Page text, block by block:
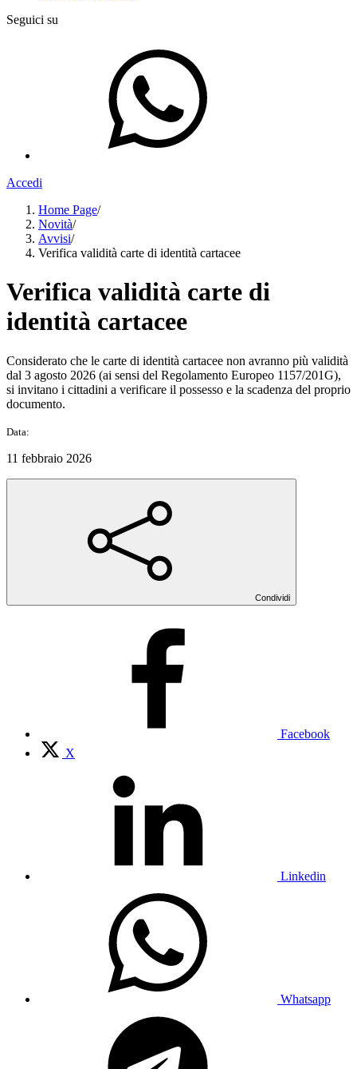
Seguici su
Accedi
Home Page/
Novità/
Avvisi/
Verifica validità carte di identità cartacee
Verifica validità carte di
identità cartacee
Considerato che le carte di identità cartacee non avranno più validità
dal 3 agosto 2026 (ai sensi del Regolamento Europeo 1157/201G),
si invitano i cittadini a verificare il possesso e la scadenza del proprio
documento.
Data:
11 febbraio 2026
Condividi
Facebook
X
Linkedin
Whatsapp